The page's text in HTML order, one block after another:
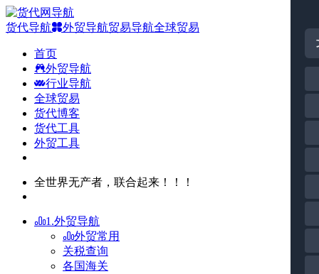
货代导航 外贸导航贸易导航全球贸易
首页
外贸导航
行业导航
全球贸易
货代博客
货代工具
外贸工具
全世界无产者，联合起来！！！
1.外贸导航
外贸常用
关税查询
各国海关